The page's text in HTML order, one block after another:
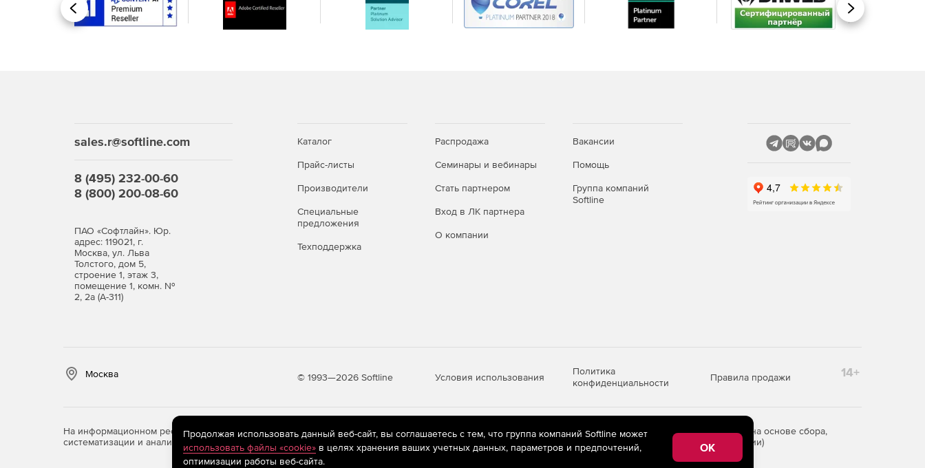
Назад Вперед
sales.r@softline.com
8 (495) 232-00-60
8 (800) 200-08-60
ПАО «Софтлайн». Юр.
адрес: 119021, г.
Москва, ул. Льва
Толстого, дом 5,
строение 1, этаж 3,
помещение 1, комн. №
2, 2а (А-311)
Каталог
Прайс-листы
Производители
Специальные
предложения
Техподдержка
Распродажа
Семинары и вебинары
Стать партнером
Вход в ЛК партнера
О компании
Вакансии
Помощь
Группа компаний
Softline
Москва © 1993—2026 Softline Условия использования
Политика
конфиденциальности
Правила продажи 14+
На информационном ресурсе store.softline.ru применяютсярекомендательные технологии(информационные технологии предоставления информации на основе сбора,
систематизации и анализа сведений, относящихся к предпочтениям пользователей сети «Интернет», находящихся на территории Российской Федерации)
Продолжая использовать данный веб-сайт, вы соглашаетесь с тем, что группа компаний Softline может
использовать файлы «cookie»в целях хранения ваших учетных данных, параметров и предпочтений,
оптимизации работы веб-сайта.
OK